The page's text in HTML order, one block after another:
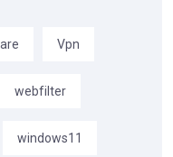
Vpn
webfilter
windows11